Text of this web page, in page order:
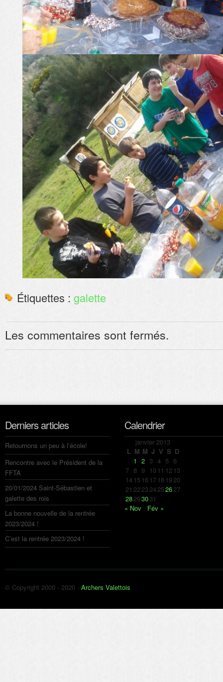
Étiquettes : galette
Les commentaires sont fermés.
Derniers articles
Retournons un peu à l’école!
Rencontre avec le Président de la
FFTA
20/01/2024 Saint-Sébastien et
galette des rois
La bonne nouvelle de la rentrée
2023/2024 !
C’est la rentrée 2023/2024 !
Calendrier
janvier 2013
L M M J V S D
1 2 3 4 5 6
7 8 9 10 11 12 13
14 15 16 17 18 1920
21 222324252627
28293031
« Nov
Fév »
© Copyright 2000 - 2020 - Archers Valettois